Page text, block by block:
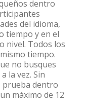
dentro
del idioma,
tiempo y en el
nivel. Todos los
tiempo.
no busques
la vez. Sin
prueba dentro
máximo de 12